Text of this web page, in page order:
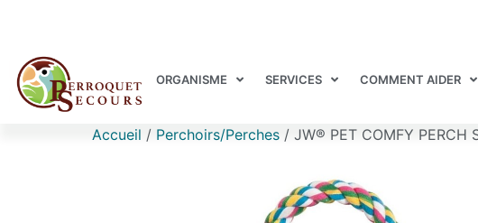
ORGANISME SERVICES COMMENT AIDER
Accueil / Perchoirs/Perches / JW® PET COMFY PERCH